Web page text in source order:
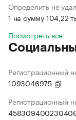
Определить не
1 на сумму 104,22
Посмотреть все
Регистрационный
1093046975